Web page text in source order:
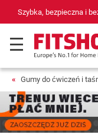
Szybka, bezpieczna i
Gumy do ćwiczeń i